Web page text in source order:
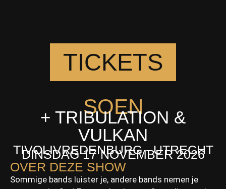
SOEN
+ TRIBULATION &
VULKAN
TIVOLIVREDENBURG - UTRECHT
DINSDAG 17 NOVEMBER 2026
OVER DEZE SHOW
Sommige bands luister je, andere bands nemen je
TICKETS